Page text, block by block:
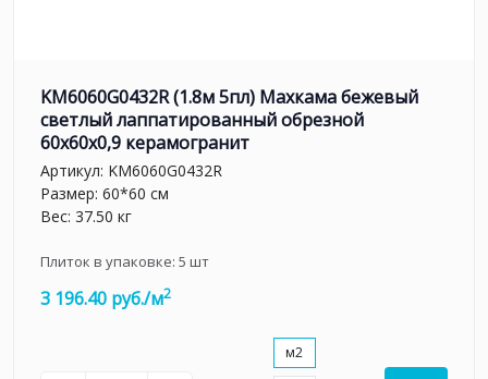
KM6060G0432R (1.8м 5пл) Махкама бежевый
светлый лаппатированный обрезной
60x60x0,9 керамогранит
Артикул: KM6060G0432R
Размер: 60*60 см
Вес: 37.50 кг
Плиток в упаковке: 5 шт
3 196.40 руб./м2
м2